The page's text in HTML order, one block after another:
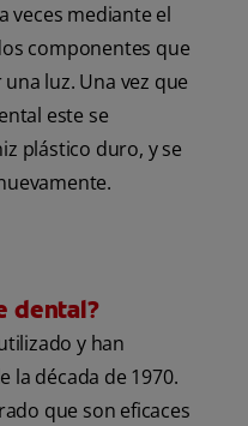
veces mediante el
componentes que
luz. Una vez que
este se
plástico duro, y se
dental?
y han
la década de 1970.
que son eficaces